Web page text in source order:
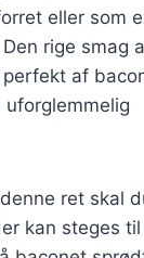
eller som
rige smag
af
ret skal
kan steges